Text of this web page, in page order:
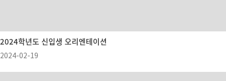
2024학년도 신입생 오리엔테이션
2024-02-19